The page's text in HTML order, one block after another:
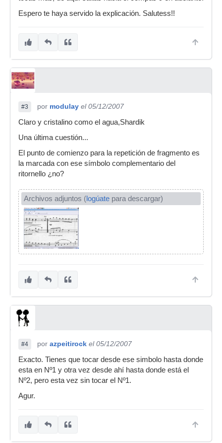
Espero te haya servido la explicación. Salutess!!
#3 por modulay el 05/12/2007
Claro y cristalino como el agua,Shardik
Una última cuestión...
El punto de comienzo para la repetición de fragmento es
la marcada con ese símbolo complementario del
ritornello ¿no?
Archivos adjuntos (logúate para descargar)
#4 por azpeitirock el 05/12/2007
Exacto. Tienes que tocar desde ese simbolo hasta donde
esta en Nº1 y otra vez desde ahí hasta donde está el
Nº2, pero esta vez sin tocar el Nº1.
Agur.